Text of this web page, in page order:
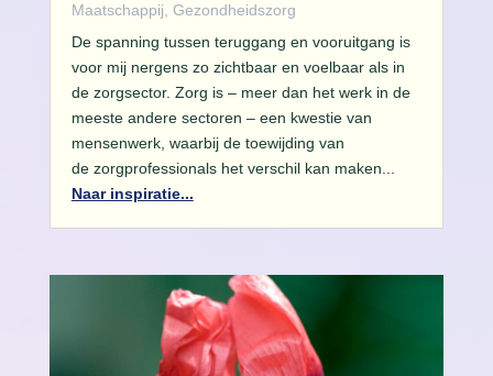
Maatschappij, Gezondheidszorg
De spanning tussen teruggang en vooruitgang is
voor mij nergens zo zichtbaar en voelbaar als in
de zorgsector. Zorg is – meer dan het werk in de
meeste andere sectoren – een kwestie van
mensenwerk, waarbij de toewijding van
de zorgprofessionals het verschil kan maken...
Naar inspiratie...